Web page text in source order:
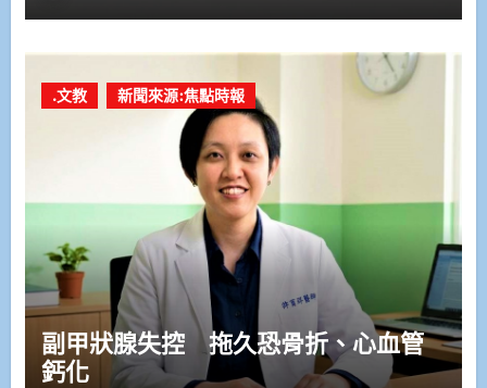
.文教 新聞來源:焦點時報
副甲狀腺失控 拖久恐骨折、心血管
鈣化